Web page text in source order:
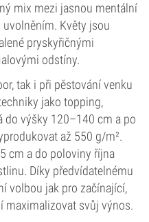
mix mezi jasnou mentální
Květy jsou
pryskyřičnými
odstíny.
tak i při pěstování venku
jako topping,
do výšky 120–140 cm a po
až 550 g/m².
cm a do poloviny října
Díky předvídatelnému
volbou jak pro začínající,
maximalizovat svůj výnos.